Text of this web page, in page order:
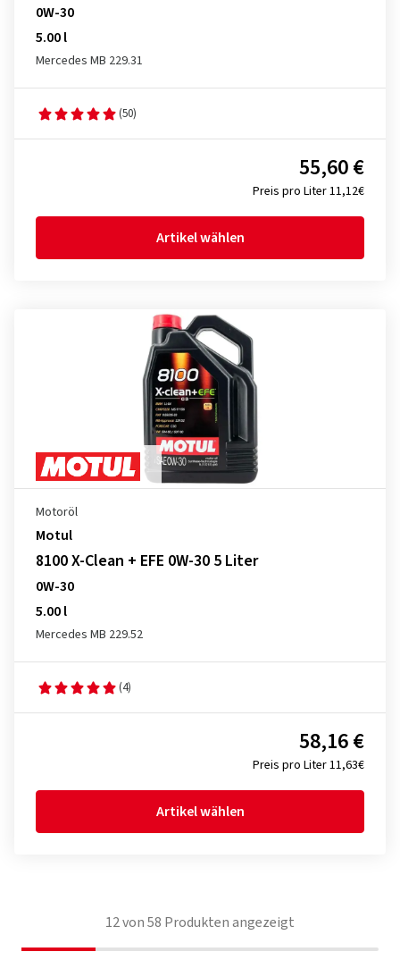
0W-30
5.00 l
Mercedes MB 229.31
(50)
Preis pro Liter 11,12€
55,60 €
Artikel wählen
Motoröl
Motul
8100 X-Clean + EFE 0W-30 5 Liter
0W-30
5.00 l
Mercedes MB 229.52
(4)
Preis pro Liter 11,63€
58,16 €
Artikel wählen
12von58 Produkten angezeigt